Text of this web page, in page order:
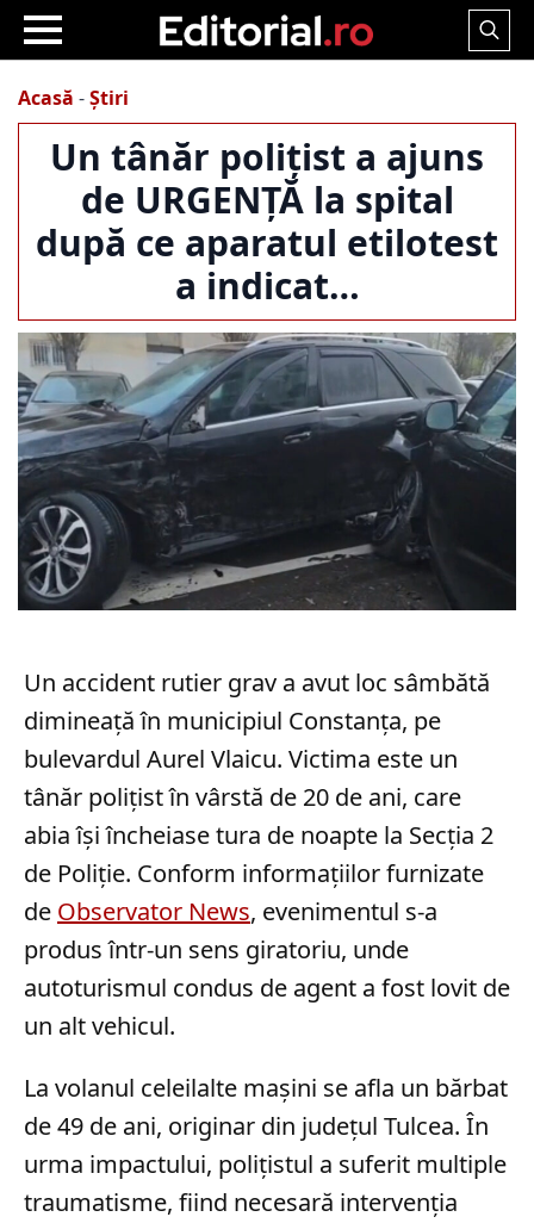
Search
Acasă -Știri
Un tânăr polițist a ajuns
de URGENȚĂ la spital
după ce aparatul etilotest
a indicat…
Un accident rutier grav a avut loc sâmbătă
dimineață în municipiul Constanța, pe
bulevardul Aurel Vlaicu. Victima este un
tânăr polițist în vârstă de 20 de ani, care
abia își încheiase tura de noapte la Secția 2
de Poliție. Conform informațiilor furnizate
de Observator News, evenimentul s-a
produs într-un sens giratoriu, unde
autoturismul condus de agent a fost lovit de
un alt vehicul.
La volanul celeilalte mașini se afla un bărbat
de 49 de ani, originar din județul Tulcea. În
urma impactului, polițistul a suferit multiple
traumatisme, fiind necesară intervenția